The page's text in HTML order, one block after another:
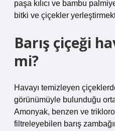
paşa kılıcı ve bambu
bitki ve çiçekler
Barış çiçeği
mi?
Havayı temizleyen
görünümüyle bulunduğu
Amonyak, benzen ve
filtreleyebilen barış